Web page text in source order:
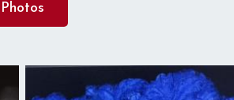
Photos